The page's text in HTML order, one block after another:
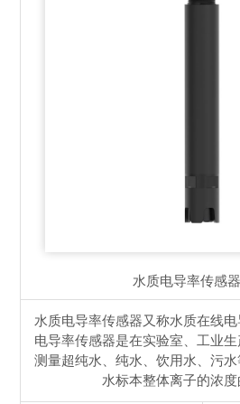
水质电导率传感器
水质电导率传感器又称水质在线
电导率传感器是在实验室、工业
测量超纯水、纯水、饮用水、污
水标本整体离子的浓度